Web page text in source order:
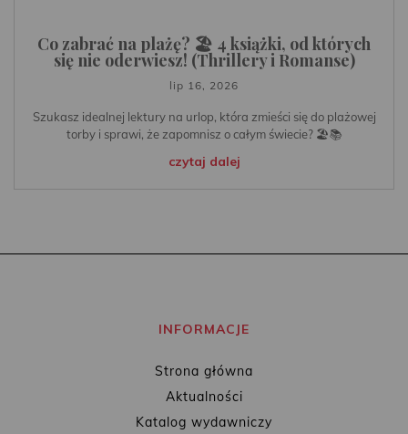
Co zabrać na plażę? 🏖️ 4 książki, od których
się nie oderwiesz! (Thrillery i Romanse)
lip 16, 2026
Szukasz idealnej lektury na urlop, która zmieści się do plażowej
torby i sprawi, że zapomnisz o całym świecie? 🏖️📚
czytaj dalej
INFORMACJE
Strona główna
Aktualności
Katalog wydawniczy